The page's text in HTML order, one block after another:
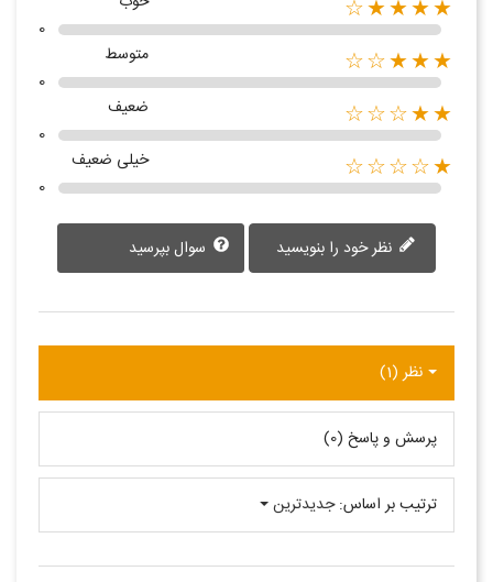
★★★★☆
0
★★★☆☆
متوسط
0
★★☆☆☆
ضعیف
0
★☆☆☆☆
خیلی ضعیف
0
سوال بپرسید
نظر (1)
پرسش و پاسخ (0)
ترتیب بر اساس: جدیدترین